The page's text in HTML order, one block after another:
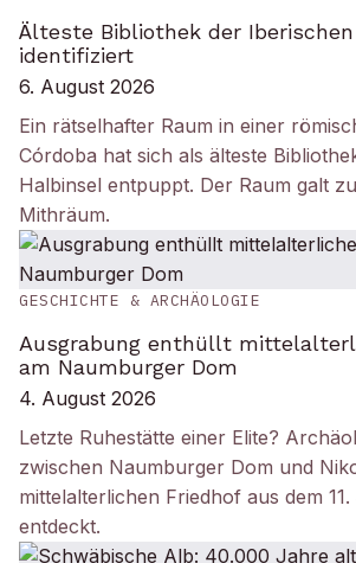
Älteste Bibliothek der
identifiziert
6. August 2026
Ein rätselhafter Raum in einer
Córdoba hat sich als älteste
Halbinsel entpuppt. Der Raum galt
Mithräum.
GESCHICHTE & ARCHÄOLOGIE
Ausgrabung enthüllt
am Naumburger Dom
4. August 2026
Letzte Ruhestätte einer Elite?
zwischen Naumburger Dom und
mittelalterlichen Friedhof aus dem
entdeckt.